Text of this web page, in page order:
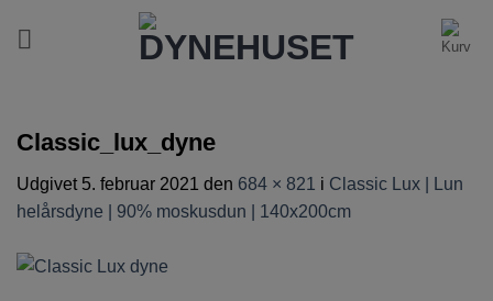
Classic_lux_dyne
Udgivet 5. februar 2021 den 684 × 821 i Classic Lux | Lun
helårsdyne | 90% moskusdun | 140x200cm